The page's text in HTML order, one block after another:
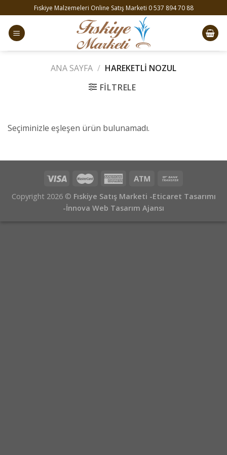
to
content
Fıskiye Malzemeleri Online Satış Marketi 0 537 894 70 88
ANA SAYFA / HAREKETLI NOZUL
FILTRELE
Seçiminizle eşleşen ürün bulunamadı.
Copyright 2026 © Fıskiye Satış Marketi -Eticaret Tasarımı
-İnnova Web Tasarım Ajansı